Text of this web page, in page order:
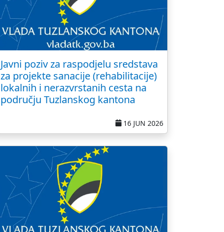
Javni poziv za raspodjelu sredstava
za projekte sanacije (rehabilitacije)
lokalnih i nerazvrstanih cesta na
području Tuzlanskog kantona
16 JUN 2026